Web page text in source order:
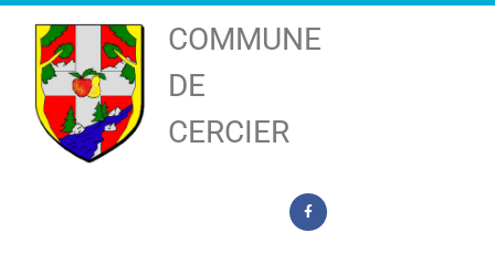
COMMUNE
DE
CERCIER